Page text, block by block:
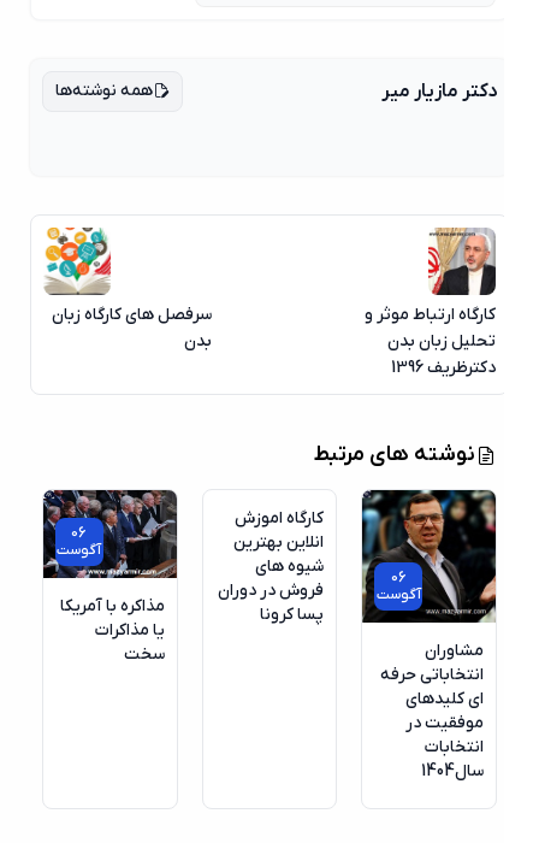
دکتر مازیار میر همه نوشته‌ها
کارگاه ارتباط موثر و
تحلیل زبان بدن
دکترظریف 1396
سرفصل های کارگاه زبان
نوشته های مرتبط
06
آگوست
مشاوران
انتخاباتی حرفه
ای کلیدهای
موفقیت در
انتخابات
کارگاه اموزش
انلاین بهترین
شیوه های
فروش در دوران
پسا کرونا
06
آگوست
مذاکره با آمریکا
یا مذاکرات
سخت